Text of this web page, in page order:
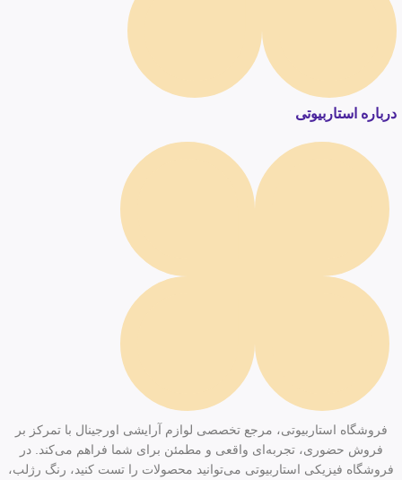
درباره استاربیوتی
فروشگاه استاربیوتی، مرجع تخصصی لوازم آرایشی اورجینال با تمرکز بر
فروش حضوری، تجربه‌ای واقعی و مطمئن برای شما فراهم می‌کند. در
فروشگاه فیزیکی استاربیوتی می‌توانید محصولات را تست کنید، رنگ رژلب،